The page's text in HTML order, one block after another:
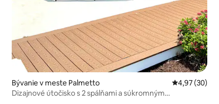
Bývanie v meste Palmetto Priemerné
4,97 (30)
Dizajnové útočisko s 2 spálňami a súkromným